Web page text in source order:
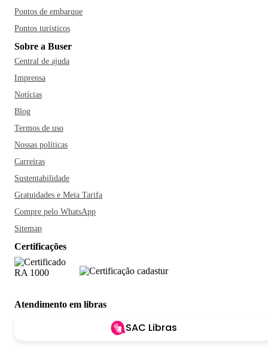
Pontos de embarque
Pontos turísticos
Sobre a Buser
Central de ajuda
Imprensa
Notícias
Blog
Termos de uso
Nossas políticas
Carreiras
Sustentabilidade
Gratuidades e Meia Tarifa
Compre pelo WhatsApp
Sitemap
Certificações
Atendimento em libras
SAC Libras